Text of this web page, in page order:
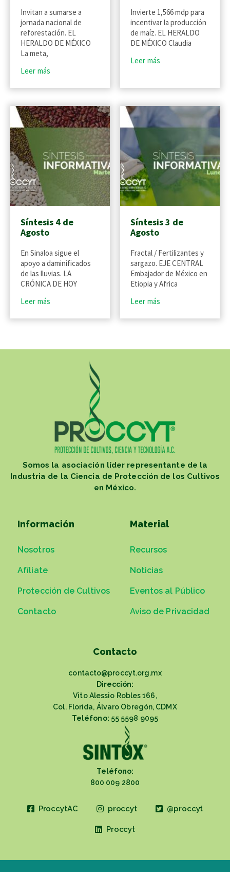
Invitan a sumarse a
jornada nacional de
reforestación. EL
HERALDO DE MÉXICO
La meta,
Leer más
Invierte 1,566 mdp para
incentivar la producción
de maíz. EL HERALDO
DE MÉXICO Claudia
Leer más
Síntesis 4 de
Agosto
En Sinaloa sigue el
apoyo a daminificados
de las lluvias. LA
CRÓNICA DE HOY
Leer más
Síntesis 3 de
Agosto
Fractal / Fertilizantes y
sargazo. EJE CENTRAL
Embajador de México en
Etiopia y Africa
Leer más
Somos la asociación líder representante de la
Industria de la Ciencia de Protección de los Cultivos
en México.
Información
Nosotros
Afíliate
Protección de Cultivos
Contacto
Material
Recursos
Noticias
Eventos al Público
Aviso de Privacidad
Contacto
contacto@proccyt.org.mx
Dirección:
Vito Alessio Robles 166,
Col. Florida, Álvaro Obregón, CDMX
Teléfono: 55 5598 9095
Teléfono:
800 009 2800
ProccytAC proccyt @proccyt
Proccyt